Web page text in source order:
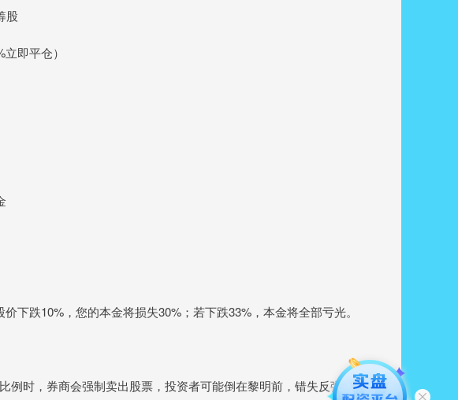
股
即平仓）
下跌10%，您的本金将损失30%；若下跌33%，本金将全部亏光。
例时，券商会强制卖出股票，投资者可能倒在黎明前，错失反弹机会。